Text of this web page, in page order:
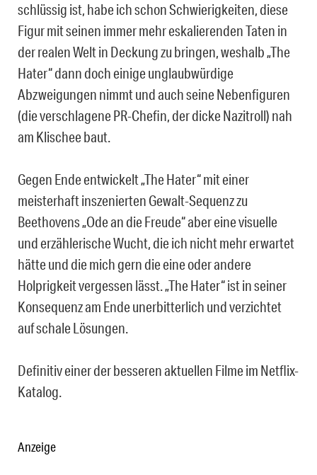
schlüssig ist, habe ich schon Schwierigkeiten, diese
Figur mit seinen immer mehr eskalierenden Taten in
der realen Welt in Deckung zu bringen, weshalb „The
Hater“ dann doch einige unglaubwürdige
Abzweigungen nimmt und auch seine Nebenfiguren
(die verschlagene PR-Chefin, der dicke Nazitroll) nah
am Klischee baut.
Gegen Ende entwickelt „The Hater“ mit einer
meisterhaft inszenierten Gewalt-Sequenz zu
Beethovens „Ode an die Freude“ aber eine visuelle
und erzählerische Wucht, die ich nicht mehr erwartet
hätte und die mich gern die eine oder andere
Holprigkeit vergessen lässt. „The Hater“ ist in seiner
Konsequenz am Ende unerbitterlich und verzichtet
auf schale Lösungen.
Definitiv einer der besseren aktuellen Filme im Netflix-
Katalog.
Anzeige